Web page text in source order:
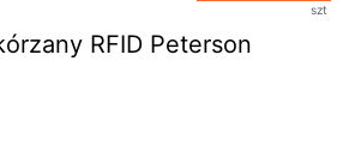
szt
RFID Peterson